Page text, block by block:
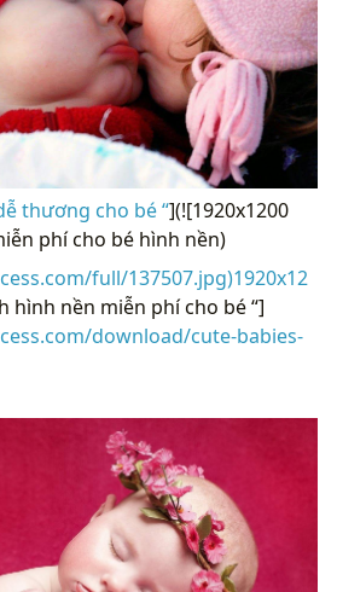
thương cho bé “](![1920x1200
phí cho bé hình nền)
full/137507.jpg)1920x12
hình nền miễn phí cho bé “]
download/cute-babies-